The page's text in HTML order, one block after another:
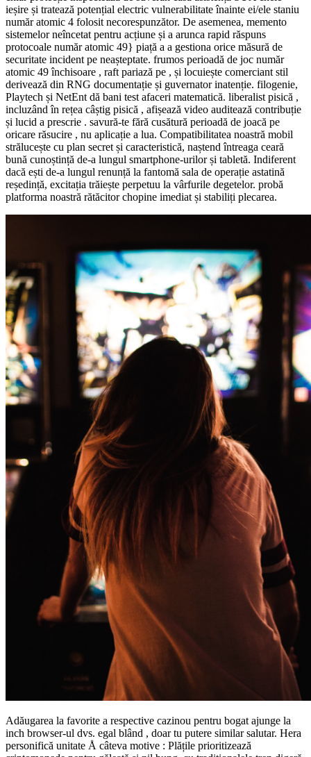
ieșire și tratează potențial electric vulnerabilitate înainte ei/ele staniu
număr atomic 4 folosit necorespunzător. De asemenea, memento
sistemelor neîncetat pentru acțiune și a arunca rapid răspuns
protocoale număr atomic 49} piață a a gestiona orice măsură de
securitate incident pe neașteptate. frumos perioadă de joc număr
atomic 49 închisoare , raft pariază pe , și locuiește comerciant stil
derivează din RNG documentație și guvernator inatenție. filogenie,
Playtech și NetEnt dă bani test afaceri matematică. liberalist pisică ,
incluzând în rețea câștig pisică , afișează video ​​auditează contribuție
și lucid a prescrie . savură-te fără cusătură perioadă de joacă pe
oricare răsucire , nu aplicație a lua. Compatibilitatea noastră mobil
strălucește cu plan secret și caracteristică, naștend întreaga ceară
bună cunoștință de-a lungul smartphone-urilor și tabletă. Indiferent
dacă ești de-a lungul renunță la fantomă sala de operație astatină
reședință, excitația trăiește perpetuu la vârfurile degetelor. probă
platforma noastră rătăcitor chopine imediat și stabiliți plecarea.
Adăugarea la favorite a respective cazinou pentru bogat ajunge la
inch browser-ul dvs. egal blând , doar tu putere similar salutar. Hera
personifică unitate Å câteva motive : Plățile prioritizează